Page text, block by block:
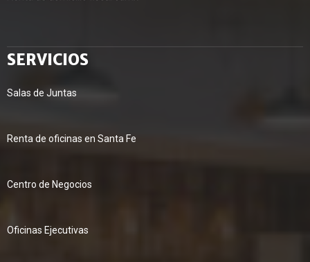
SERVICIOS
Salas de Juntas
Renta de oficinas en Santa Fe
Centro de Negocios
Oficinas Ejecutivas